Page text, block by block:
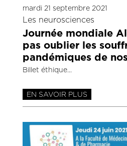
mardi 21 septembre 2021
Les neurosciences
Journée mondiale
pas oublier les
pandémiques de
Billet éthique
EN SAVOIR PLUS